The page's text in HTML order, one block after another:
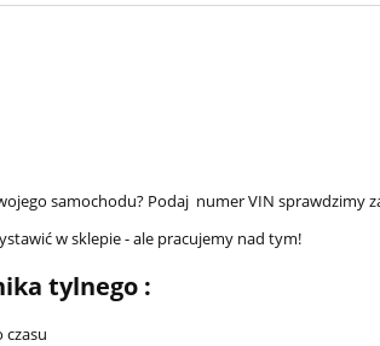
samochodu? Podaj numer VIN sprawdzimy
w sklepie - ale pracujemy nad tym!
tylnego :
czasu